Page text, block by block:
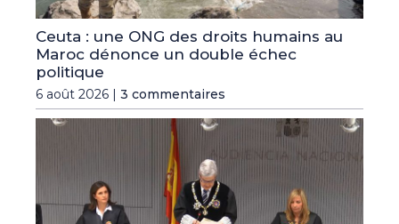
Ceuta : une ONG des droits humains au
Maroc dénonce un double échec
politique
6 août 2026 | 3 commentaires